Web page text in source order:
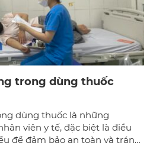
trong dùng thuốc
dùng thuốc là những
viên y tế, đặc biệt là điều
để đảm bảo an toàn và tránh